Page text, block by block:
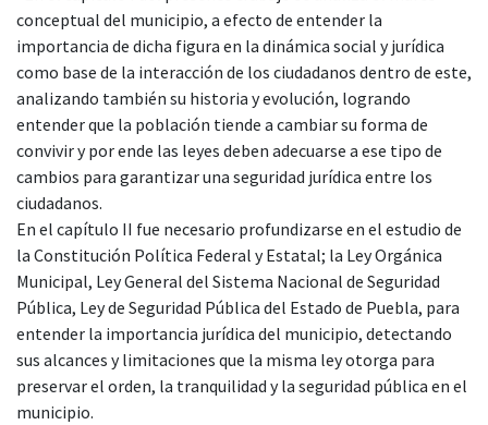
conceptual del municipio, a efecto de entender la
importancia de dicha figura en la dinámica social y jurídica
como base de la interacción de los ciudadanos dentro de este,
analizando también su historia y evolución, logrando
entender que la población tiende a cambiar su forma de
convivir y por ende las leyes deben adecuarse a ese tipo de
cambios para garantizar una seguridad jurídica entre los
ciudadanos.
En el capítulo II fue necesario profundizarse en el estudio de
la Constitución Política Federal y Estatal; la Ley Orgánica
Municipal, Ley General del Sistema Nacional de Seguridad
Pública, Ley de Seguridad Pública del Estado de Puebla, para
entender la importancia jurídica del municipio, detectando
sus alcances y limitaciones que la misma ley otorga para
preservar el orden, la tranquilidad y la seguridad pública en el
municipio.